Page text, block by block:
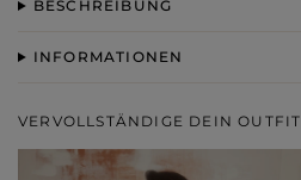
BESCHREIBUNG
INFORMATIONEN
VERVOLLSTÄNDIGE DEIN OUTFIT